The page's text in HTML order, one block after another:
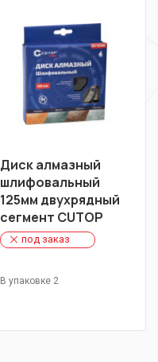
Диск алмазный
шлифовальный
125мм двухрядный
сегмент CUTOP
под заказ
В упаковке 2